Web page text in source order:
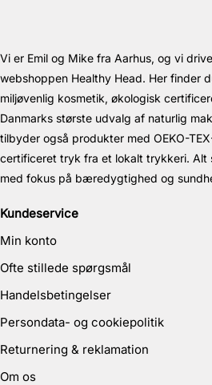
Vi er Emil og Mike fra Aarhus, og vi
webshoppen Healthy Head. Her finder
miljøvenlig kosmetik, økologisk
Danmarks største udvalg af naturlig
tilbyder også produkter med OEKO-
certificeret tryk fra et lokalt trykkeri. Alt
med fokus på bæredygtighed og
Kundeservice
Min konto
Ofte stillede spørgsmål
Handelsbetingelser
Persondata- og cookiepolitik
Returnering & reklamation
Om os